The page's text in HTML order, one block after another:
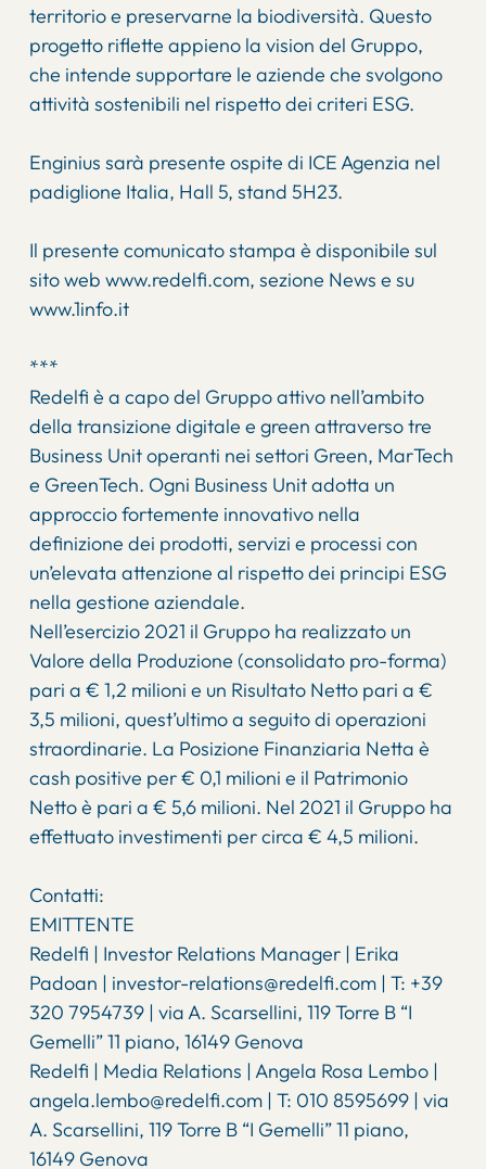
territorio e preservarne la biodiversità. Questo
progetto riflette appieno la vision del Gruppo,
che intende supportare le aziende che svolgono
attività sostenibili nel rispetto dei criteri ESG.
Enginius sarà presente ospite di ICE Agenzia nel
padiglione Italia, Hall 5, stand 5H23.
Il presente comunicato stampa è disponibile sul
sito web www.redelfi.com, sezione News e su
www.1info.it
***
Redelfi è a capo del Gruppo attivo nell’ambito
della transizione digitale e green attraverso tre
Business Unit operanti nei settori Green, MarTech
e GreenTech. Ogni Business Unit adotta un
approccio fortemente innovativo nella
definizione dei prodotti, servizi e processi con
un’elevata attenzione al rispetto dei principi ESG
nella gestione aziendale.
Nell’esercizio 2021 il Gruppo ha realizzato un
Valore della Produzione (consolidato pro-forma)
pari a € 1,2 milioni e un Risultato Netto pari a €
3,5 milioni, quest’ultimo a seguito di operazioni
straordinarie. La Posizione Finanziaria Netta è
cash positive per € 0,1 milioni e il Patrimonio
Netto è pari a € 5,6 milioni. Nel 2021 il Gruppo ha
effettuato investimenti per circa € 4,5 milioni.
Contatti:
EMITTENTE
Redelfi | Investor Relations Manager | Erika
Padoan | investor-relations@redelfi.com | T: +39
320 7954739 | via A. Scarsellini, 119 Torre B “I
Gemelli” 11 piano, 16149 Genova
Redelfi | Media Relations | Angela Rosa Lembo |
angela.lembo@redelfi.com | T: 010 8595699 | via
A. Scarsellini, 119 Torre B “I Gemelli” 11 piano,
16149 Genova